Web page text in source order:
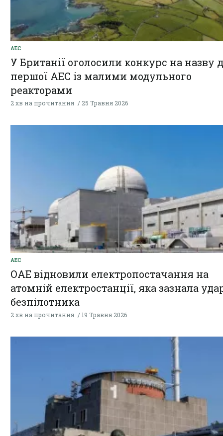
АЕС
У Британії оголосили конкурс на назву
першої АЕС із малими модульного
реакторами
2 хв на прочитання 25 Травня 2026
АЕС
ОАЕ відновили електропостачання на
атомній електростанції, яка зазнала
безпілотника
2 хв на прочитання 19 Травня 2026